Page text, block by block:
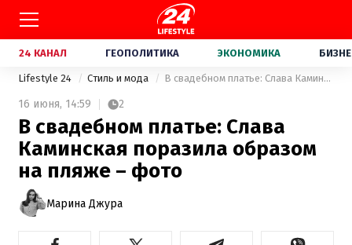
24 КАНАЛ ГЕОПОЛИТИКА ЭКОНОМИКА
Lifestyle 24 Стиль и мода В свадебном платье: Слава Каминская поразила образом на пляже – фото
16 июня, 14:59 2
В свадебном платье: Слава
Каминская поразила образом
на пляже – фото
Марина Джура